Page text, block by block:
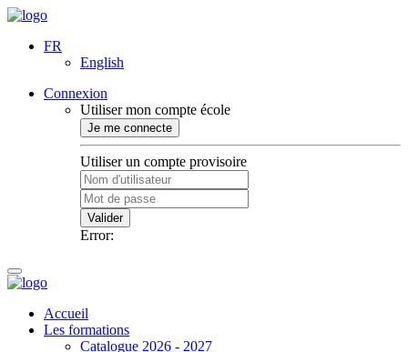
FR
English
Connexion
Utiliser mon compte école
Je me connecte
Utiliser un compte provisoire
Valider
Error:
Accueil
Les formations
Catalogue 2026 - 2027